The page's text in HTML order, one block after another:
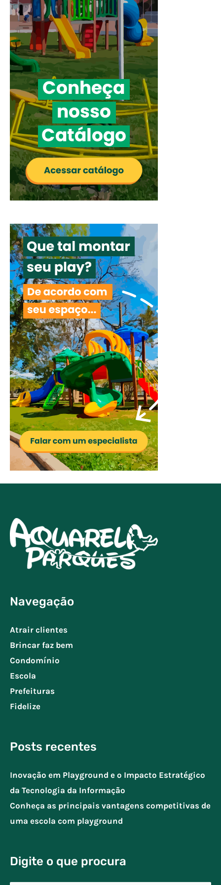
Navegação
Atrair clientes
Brincar faz bem
Condomínio
Escola
Prefeituras
Fidelize
Posts recentes
Inovação em Playground e o Impacto Estratégico
da Tecnologia da Informação
Conheça as principais vantagens competitivas de
uma escola com playground
Digite o que procura